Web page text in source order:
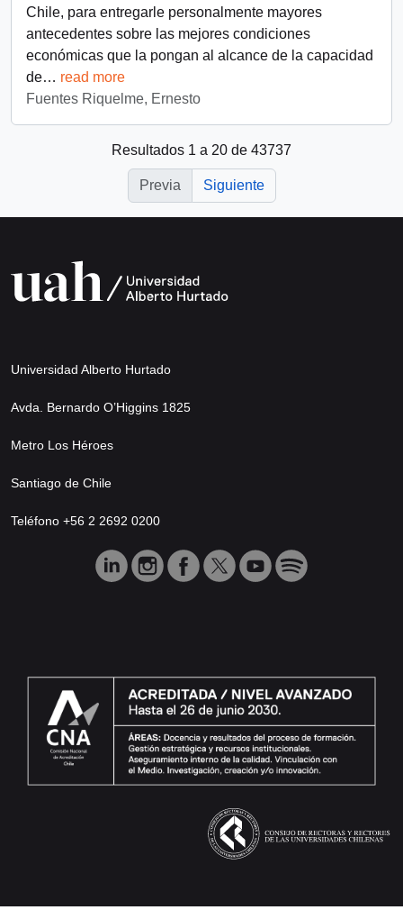
Chile, para entregarle personalmente mayores
antecedentes sobre las mejores condiciones
económicas que la pongan al alcance de la capacidad
de… read more
Fuentes Riquelme, Ernesto
Resultados 1 a 20 de 43737
Previa Siguiente
Universidad Alberto Hurtado
Avda. Bernardo O’Higgins 1825
Metro Los Héroes
Santiago de Chile
Teléfono +56 2 2692 0200